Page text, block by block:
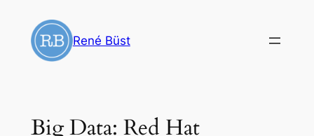
Inhalt
springen
René Büst
Big Data: Red Hat